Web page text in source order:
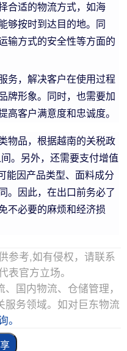
合适的物流方式，如海
够按时到达目的地。同
输方式的安全性等方面的
务，解决客户在使用过程
牌形象。同时，也需要加
高客户满意度和忠诚度。
物品，根据越南的关税政
。另外，还需要支付增值
能因产品类型、面料成分
。因此，在出口前务必了
不必要的麻烦和经济损
参考,如有侵权，请联系
表官方立场。
国内物流、仓储管理，
务领域。如对巨东物流
。